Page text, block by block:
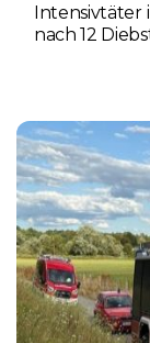
Intensivtäter
nach 12